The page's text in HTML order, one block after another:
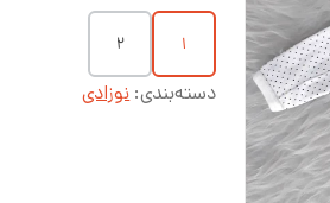
۱ ۲
دسته‌بندی:نوزادی